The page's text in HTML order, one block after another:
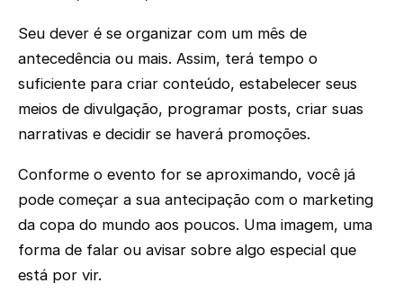
Seu dever é se organizar com um mês de
antecedência ou mais. Assim, terá tempo o
suficiente para criar conteúdo, estabelecer seus
meios de divulgação, programar posts, criar suas
narrativas e decidir se haverá promoções.
Conforme o evento for se aproximando, você já
pode começar a sua antecipação com o marketing
da copa do mundo aos poucos. Uma imagem, uma
forma de falar ou avisar sobre algo especial que
está por vir.